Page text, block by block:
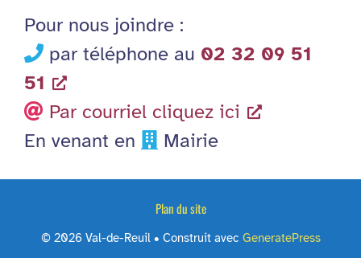
Pour nous joindre :
par téléphone au 02 32 09 51
51
Par courriel cliquez ici
En venant en
Mairie
Plan du site
© 2026 Val-de-Reuil• Construit avec GeneratePress